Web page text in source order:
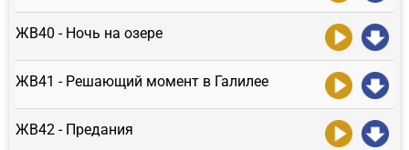
ЖВ40 - Ночь на озере
ЖВ41 - Решающий момент в Галилее
ЖВ42 - Предания